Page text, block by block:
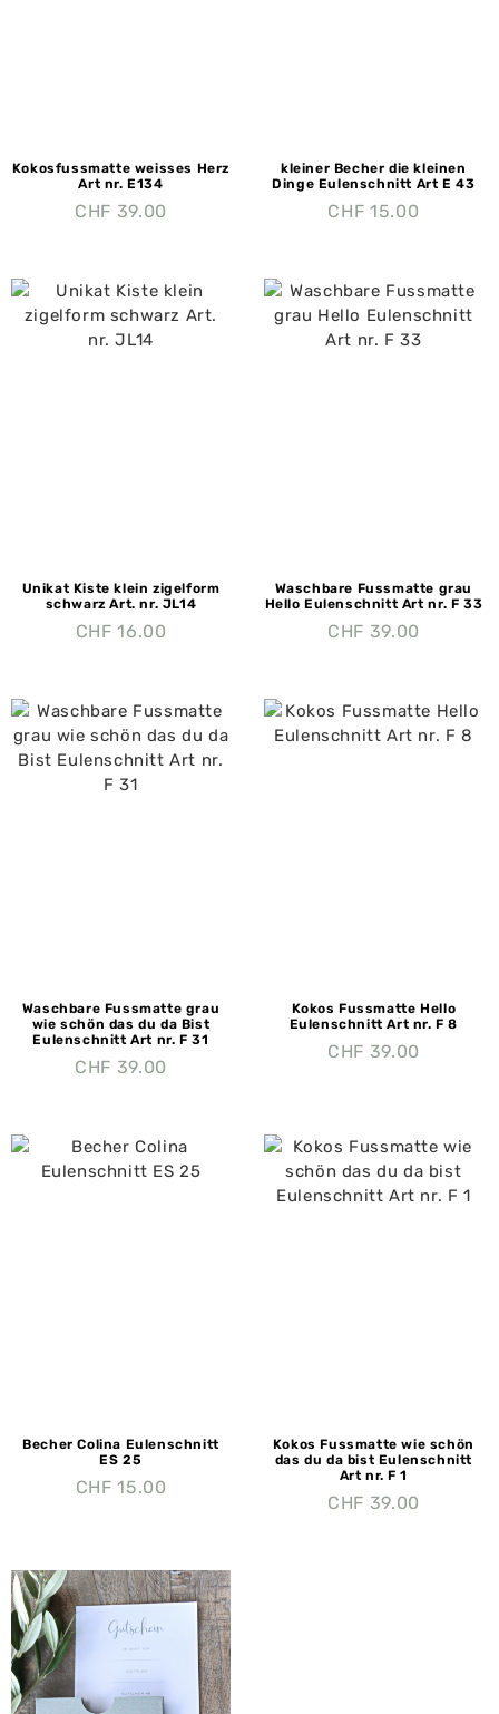
Kokosfussmatte weisses Herz
Art nr. E134
CHF 39.00
kleiner Becher die kleinen
Dinge Eulenschnitt Art E 43
CHF 15.00
Unikat Kiste klein zigelform
schwarz Art. nr. JL14
CHF 16.00
Waschbare Fussmatte grau
Hello Eulenschnitt Art nr. F 33
CHF 39.00
Waschbare Fussmatte grau
wie schön das du da Bist
Eulenschnitt Art nr. F 31
CHF 39.00
Kokos Fussmatte Hello
Eulenschnitt Art nr. F 8
CHF 39.00
Becher Colina Eulenschnitt
ES 25
CHF 15.00
Kokos Fussmatte wie schön
das du da bist Eulenschnitt
Art nr. F 1
CHF 39.00